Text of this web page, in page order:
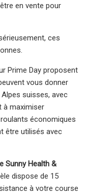
en vente pour
ces
Prime Day proposent
vous donner
suisses, avec
à maximiser
économiques
être utilisés avec
Sunny Health &
dispose de 15
à votre course